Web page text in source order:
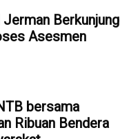
Berkunjung
Asesmen
bersama
Ribuan Bendera